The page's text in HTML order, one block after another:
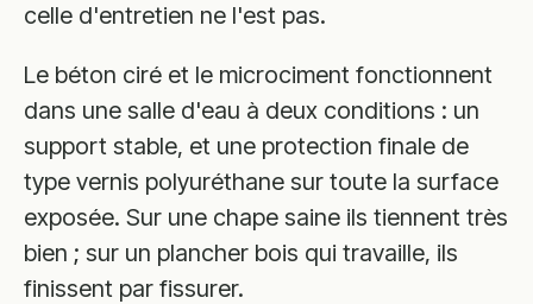
celle d'entretien ne l'est pas.
Le béton ciré et le microciment fonctionnent
dans une salle d'eau à deux conditions : un
support stable, et une protection finale de
type vernis polyuréthane sur toute la surface
exposée. Sur une chape saine ils tiennent très
bien ; sur un plancher bois qui travaille, ils
finissent par fissurer.